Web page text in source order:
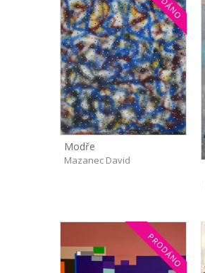
Modře
Mazanec David
PRODÁNO